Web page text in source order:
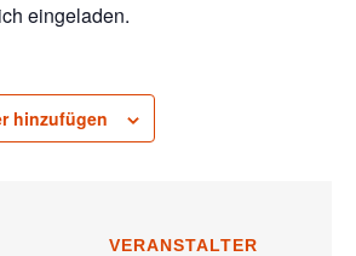
eingeladen.
hinzufügen
VERANSTALTER